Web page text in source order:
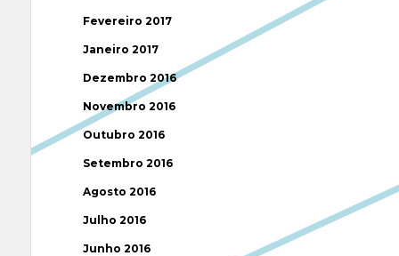
Fevereiro 2017
Janeiro 2017
Dezembro 2016
Novembro 2016
Outubro 2016
Setembro 2016
Agosto 2016
Julho 2016
Junho 2016